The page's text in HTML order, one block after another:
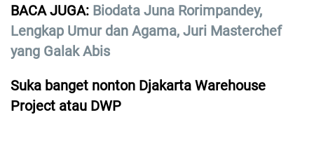
BACA JUGA: Biodata Juna Rorimpandey,
Lengkap Umur dan Agama, Juri Masterchef
yang Galak Abis
Suka banget nonton Djakarta Warehouse
Project atau DWP